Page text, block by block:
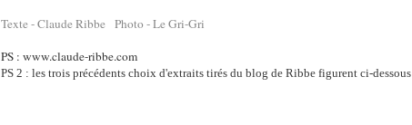
Texte - Claude Ribbe Photo - Le Gri-Gri
PS : www.claude-ribbe.com
PS 2 : les trois précédents choix d'extraits tirés du blog de Ribbe figurent ci-dessous